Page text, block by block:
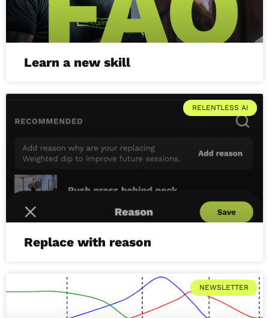
Learn a new skill
RELENTLESS AI
Replace with reason
NEWSLETTER